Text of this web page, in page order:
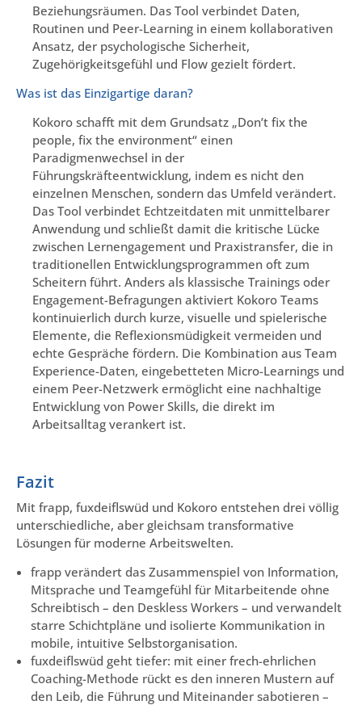
Beziehungsräumen. Das Tool verbindet Daten,
Routinen und Peer-Learning in einem kollaborativen
Ansatz, der psychologische Sicherheit,
Zugehörigkeitsgefühl und Flow gezielt fördert.
Was ist das Einzigartige daran?
Kokoro schafft mit dem Grundsatz „Don’t fix the
people, fix the environment“ einen
Paradigmenwechsel in der
Führungskräfteentwicklung, indem es nicht den
einzelnen Menschen, sondern das Umfeld verändert.
Das Tool verbindet Echtzeitdaten mit unmittelbarer
Anwendung und schließt damit die kritische Lücke
zwischen Lernengagement und Praxistransfer, die in
traditionellen Entwicklungsprogrammen oft zum
Scheitern führt. Anders als klassische Trainings oder
Engagement-Befragungen aktiviert Kokoro Teams
kontinuierlich durch kurze, visuelle und spielerische
Elemente, die Reflexionsmüdigkeit vermeiden und
echte Gespräche fördern. Die Kombination aus Team
Experience-Daten, eingebetteten Micro-Learnings und
einem Peer-Netzwerk ermöglicht eine nachhaltige
Entwicklung von Power Skills, die direkt im
Arbeitsalltag verankert ist.
Fazit
Mit frapp, fuxdeiflswüd und Kokoro entstehen drei völlig
unterschiedliche, aber gleichsam transformative
Lösungen für moderne Arbeitswelten.
frapp verändert das Zusammenspiel von Information,
Mitsprache und Teamgefühl für Mitarbeitende ohne
Schreibtisch – den Deskless Workers – und verwandelt
starre Schichtpläne und isolierte Kommunikation in
mobile, intuitive Selbstorganisation.
fuxdeiflswüd geht tiefer: mit einer frech-ehrlichen
Coaching-Methode rückt es den inneren Mustern auf
den Leib, die Führung und Miteinander sabotieren –